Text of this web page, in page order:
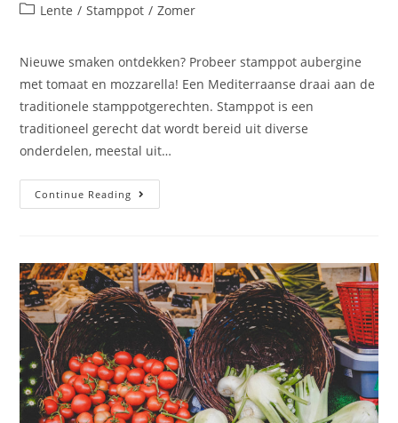
Lente / Stamppot / Zomer
Nieuwe smaken ontdekken? Probeer stamppot aubergine
met tomaat en mozzarella! Een Mediterraanse draai aan de
traditionele stamppotgerechten. Stamppot is een
traditioneel gerecht dat wordt bereid uit diverse
onderdelen, meestal uit…
Continue Reading